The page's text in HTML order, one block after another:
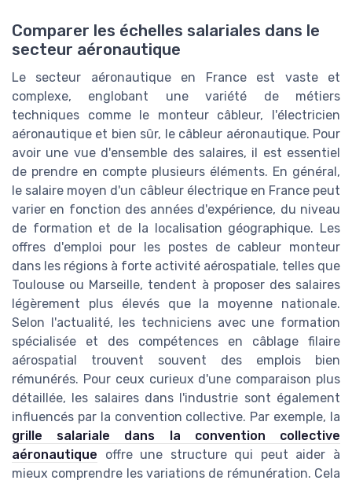
Comparer les échelles salariales dans le
secteur aéronautique
Le secteur aéronautique en France est vaste et
complexe, englobant une variété de métiers
techniques comme le monteur câbleur, l'électricien
aéronautique et bien sûr, le câbleur aéronautique. Pour
avoir une vue d'ensemble des salaires, il est essentiel
de prendre en compte plusieurs éléments. En général,
le salaire moyen d'un câbleur électrique en France peut
varier en fonction des années d'expérience, du niveau
de formation et de la localisation géographique. Les
offres d'emploi pour les postes de cableur monteur
dans les régions à forte activité aérospatiale, telles que
Toulouse ou Marseille, tendent à proposer des salaires
légèrement plus élevés que la moyenne nationale.
Selon l'actualité, les techniciens avec une formation
spécialisée et des compétences en câblage filaire
aérospatial trouvent souvent des emplois bien
rémunérés. Pour ceux curieux d'une comparaison plus
détaillée, les salaires dans l'industrie sont également
influencés par la convention collective. Par exemple, la
grille salariale dans la convention collective
aéronautique offre une structure qui peut aider à
mieux comprendre les variations de rémunération. Cela